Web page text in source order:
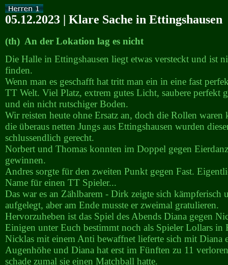
05.12.2023 | Klare Sache in Ettingshausen
(th) An der Lokation lag es nicht
Die Halle in Ettingshausen liegt etwas versteckt und ist
finden.
Wenn man es geschafft hat tritt man ein in eine fast
TT Welt. Viel Platz, extrem gutes Licht, saubere perfekt
und ein nicht rutschiger Boden.
Wir reisten heute ohne Ersatz an, doch die Rollen
die überaus netten Jungs aus Ettingshausen wurden
schlussendlich gerecht.
Norbert und Thomas konnten im Doppel gegen
gewinnen.
Andres sorgte für den zweiten Punkt gegen Fast.
Name für einen TT Spieler...
Das war es an Zählbarem - Dirk zeigte sich kämpferisch
aufgelegt, aber am Ende musste er zweimal gratulieren.
Hervorzuheben ist das Spiel des Abends Diana gegen
Einigen unter Euch bestimmt noch als Spieler Lollars in
Nicklas mit einem Anti bewaffnet lieferte sich mit Diana
Augenhöhe und Diana hat erst im Fünften zu 11
schade zumal sie einen Matchball hatte.